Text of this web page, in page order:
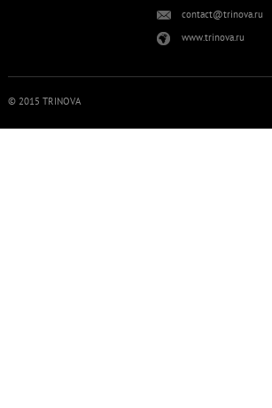
contact@trinova.ru
www.trinova.ru
© 2015 TRINOVA